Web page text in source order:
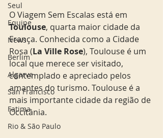
Seul
Equipe
News
Berlim
Algarve
San Francisco
Fatima
Rio & São Paulo
O Viagem Sem Escalas está em
Toulouse, quarta maior cidade da
França. Conhecida como a Cidade
Rosa (La Ville Rose), Toulouse é um
local que merece ser visitado,
contemplado e apreciado pelos
amantes do turismo. Toulouse é a
mais importante cidade da região de
Occitânia.